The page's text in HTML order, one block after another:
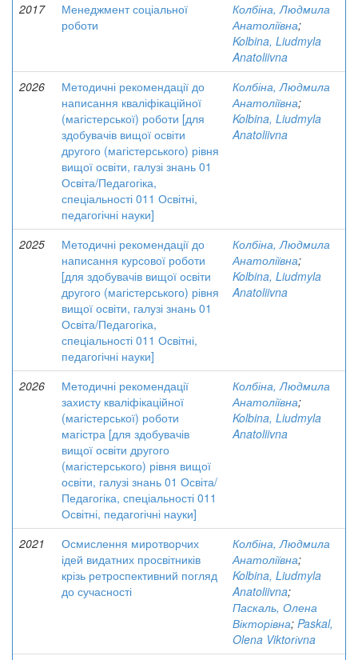
2017
Менеджмент соціальної
роботи
Колбіна, Людмила
Анатоліївна;
Kolbina, Liudmyla
Anatoliivna
2026
Методичні рекомендації до
написання кваліфікаційної
(магістерської) роботи [для
здобувачів вищої освіти
другого (магістерського) рівня
вищої освіти, галузі знань 01
Освіта/Педагогіка,
спеціальності 011 Освітні,
педагогічні науки]
Колбіна, Людмила
Анатоліївна;
Kolbina, Liudmyla
Anatoliivna
2025
Методичні рекомендації до
написання курсової роботи
[для здобувачів вищої освіти
другого (магістерського) рівня
вищої освіти, галузі знань 01
Освіта/Педагогіка,
спеціальності 011 Освітні,
педагогічні науки]
Колбіна, Людмила
Анатоліївна;
Kolbina, Liudmyla
Anatoliivna
2026
Методичні рекомендації
захисту кваліфікаційної
(магістерської) роботи
магістра [для здобувачів
вищої освіти другого
(магістерського) рівня вищої
освіти, галузі знань 01 Освіта/
Педагогіка, спеціальності 011
Освітні, педагогічні науки]
Колбіна, Людмила
Анатоліївна;
Kolbina, Liudmyla
Anatoliivna
2021
Осмислення миротворчих
ідей видатних просвітників
крізь ретроспективний погляд
до сучасності
Колбіна, Людмила
Анатоліївна;
Kolbina, Liudmyla
Anatoliivna;
Паскаль, Олена
Вікторівна; Paskal,
Olena Viktorіvna